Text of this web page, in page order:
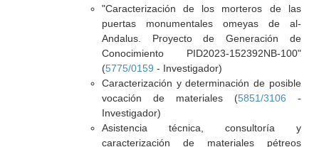
"Caracterización de los morteros de las
puertas monumentales omeyas de al-
Andalus. Proyecto de Generación de
Conocimiento PID2023-152392NB-100"
(5775/0159 - Investigador)
Caracterización y determinación de posible
vocación de materiales (5851/3106 -
Investigador)
Asistencia técnica, consultoría y
caracterización de materiales pétreos